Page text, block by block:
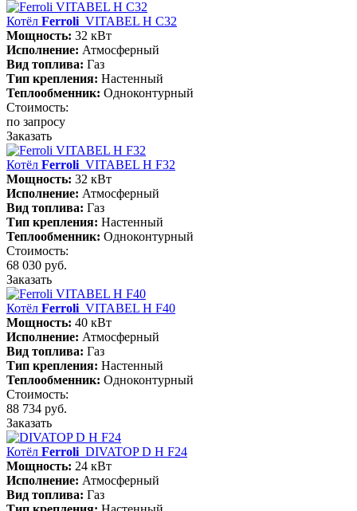
Котёл Ferroli VITABEL H С32
Мощность: 32 кВт
Исполнение: Атмосферный
Вид топлива: Газ
Тип крепления: Настенный
Теплообменник: Одноконтурный
Стоимость:
по запросу
Заказать
Котёл Ferroli VITABEL H F32
Мощность: 32 кВт
Исполнение: Атмосферный
Вид топлива: Газ
Тип крепления: Настенный
Теплообменник: Одноконтурный
Стоимость:
68 030 руб.
Заказать
Котёл Ferroli VITABEL H F40
Мощность: 40 кВт
Исполнение: Атмосферный
Вид топлива: Газ
Тип крепления: Настенный
Теплообменник: Одноконтурный
Стоимость:
88 734 руб.
Заказать
Котёл Ferroli DIVATOP D H F24
Мощность: 24 кВт
Исполнение: Атмосферный
Вид топлива: Газ